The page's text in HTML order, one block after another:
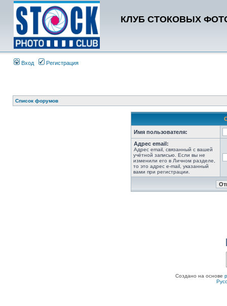
КЛУБ СТОКОВЫХ
Вход Регистрация
Список форумов
Имя пользователя:
Адрес email:
Адрес email, связанный с вашей
учётной записью. Если вы не
изменили его в Личном разделе,
то это адрес e-mail, указанный
вами при регистрации.
Создано на основе